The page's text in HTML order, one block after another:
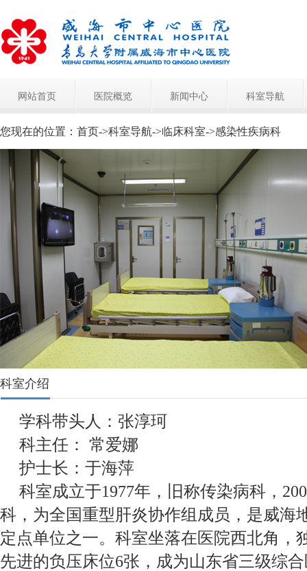
网站首页 医院概览 新闻中心 科室导航
您现在的位置： 首页->科室导航->临床科室->感染性疾病科
科室介绍
学科带头人：张淳珂
科主任： 常爱娜
护士长：于海萍
科室成立于1977年，旧称传染病科，
科，为全国重型肝炎协作组成员，是威海
定点单位之一。科室坐落在医院西北角，
先进的负压床位6张，成为山东省三级综